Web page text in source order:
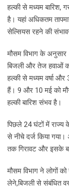
हल्की से मध्यम
है। यहां अधिकतम
सेल्सियस रहने की
मौसम विभाग के अनुसार
बिजली और तेज हवाओं
हल्की से मध्यम वर्षा
हैं। 9 और 10 मई को
हल्की बारिश संभव है।
पिछले 24 घंटों में राज्य
से नीचे दर्ज किया
तक गिरावट और इसके
मौसम विभाग ने लोगों
लेने,बिजली से संबंधित